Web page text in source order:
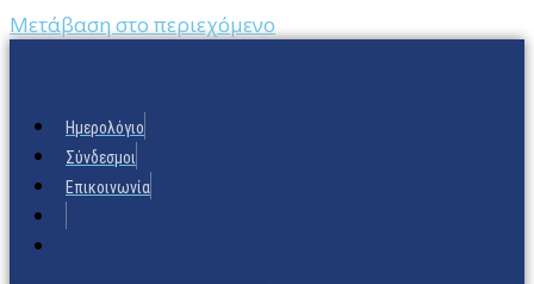
Μετάβαση στο περιεχόμενο
Ημερολόγιο
Σύνδεσμοι
Επικοινωνία